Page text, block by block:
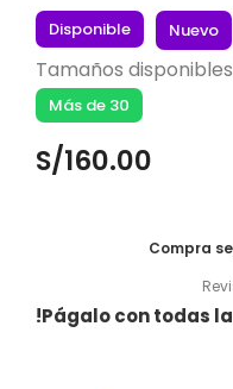
Disponible
Nuevo
Tamaños disponibles
Más de 30
S/160.00
Compra
!Págalo con todas